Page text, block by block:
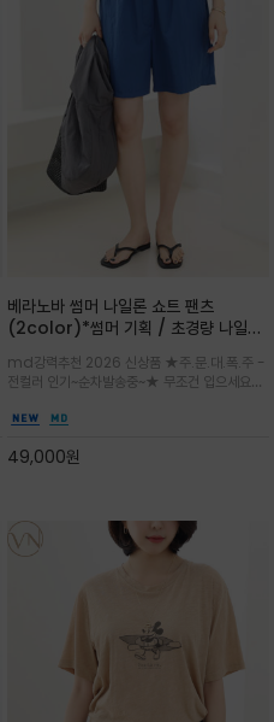
베라노바 썸머 나일론 쇼트 팬츠
(2color)*썸머 기획 / 초경량 나일론
가벼운 아이템 / 여행 / 일상 / 운동 모
두 가능한 아이템
md강력추천 2026 신상품 ★주.문.대.폭.주 -
전컬러 인기~순차발송중~★ 무조건 입으세요~~
입니다^^가볍고 드라이한 터치감의 나일론 소
룩, 모임룩, 데일리룩까지 다양하게
49,000원